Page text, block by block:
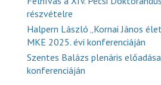
részvételre
Halpern László „Kornai János
MKE 2025. évi konferenciáján
Szentes Balázs plenáris
konferenciáján